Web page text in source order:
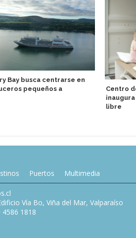
Bay busca centrarse en
pequeños a
Centro
libre
Puertos Multimedia
Vía Bo, Viña del Mar, Valparaíso
4586 1818